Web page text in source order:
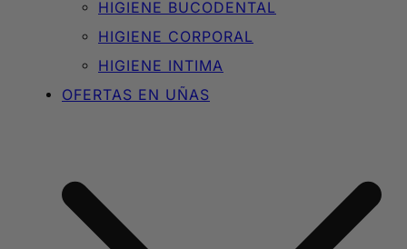
HIGIENE BUCODENTAL
HIGIENE CORPORAL
HIGIENE INTIMA
OFERTAS EN UÑAS